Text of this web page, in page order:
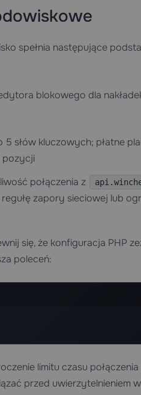
spełnia następujące
blokowego dla
słów kluczowych; płatne
pozycji
połączenia z
zapory sieciowej lub
się, że konfiguracja PHP
poleceń:
limitu czasu
przed uwierzytelnieniem